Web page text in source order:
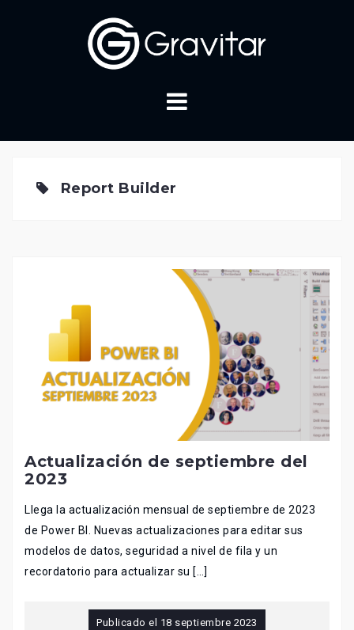
Report Builder
Actualización de septiembre del
2023
Llega la actualización mensual de septiembre de 2023
de Power BI. Nuevas actualizaciones para editar sus
modelos de datos, seguridad a nivel de fila y un
recordatorio para actualizar su […]
Publicado el 18 septiembre 2023